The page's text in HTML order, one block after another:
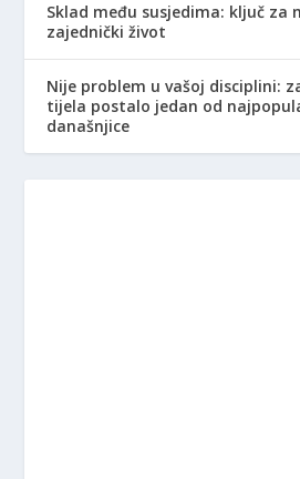
Sklad među susjedima: ključ
zajednički život
Nije problem u vašoj disciplini:
tijela postalo jedan od
današnjice